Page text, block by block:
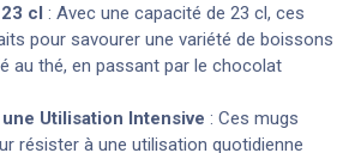
cl : Avec une capacité de 23 cl, ces
pour savourer une variété de boissons
au thé, en passant par le chocolat
Utilisation Intensive : Ces mugs
résister à une utilisation quotidienne